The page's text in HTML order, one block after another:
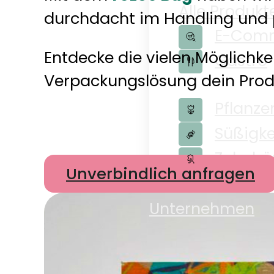
Alle
E-
Gastro
Shop
Unternehmen
durchdacht im Handling und
Entdecke die vielen
Verpackungslösung dein
Unverbindlich anfragen